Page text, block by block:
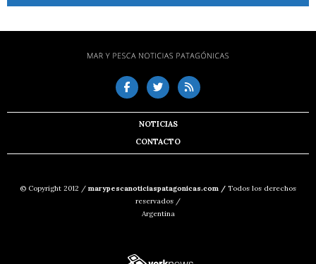
NOTICIAS
CONTACTO
© Copyright 2012 / marypescanoticiaspatagonicas.com / Todos los derechos
reservados /
Argentina